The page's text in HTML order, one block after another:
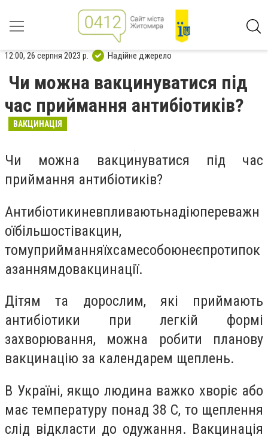
12:00, 26 серпня 2023 р. Надійне джерело
Чи можна вакцинуватися під
час приймання антибіотиків?
ВАКЦИНАЦІЯ
Чи можна вакцинуватися під час
приймання антибіотиків?
Антибіотикиневпливаютьнадіюпереважн
оїбільшостівакцин,
томуприйманняїхсамесобоюнеєпротипок
азаннямдовакцинації.
Дітям та дорослим, які приймають
антибіотики при легкій формі
захворювання, можна робити планову
вакцинацію за календарем щеплень.
В Україні, якщо людина важко хворіє або
має температуру понад 38 С, то щеплення
слід відкласти до одужання. Вакцинація